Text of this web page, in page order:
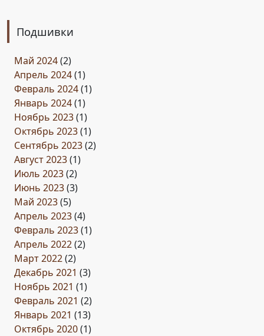
Подшивки
Май 2024(2)
Апрель 2024(1)
Февраль 2024(1)
Январь 2024(1)
Ноябрь 2023(1)
Октябрь 2023(1)
Сентябрь 2023(2)
Август 2023(1)
Июль 2023(2)
Июнь 2023(3)
Май 2023(5)
Апрель 2023(4)
Февраль 2023(1)
Апрель 2022(2)
Март 2022(2)
Декабрь 2021 (3)
Ноябрь 2021 (1)
Февраль 2021 (2)
Январь 2021 (13)
Октябрь 2020(1)